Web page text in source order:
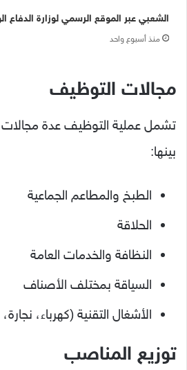
الشعبي عبر الموقع الرسمي لوزارة الدفاع
منذ أسبوع واحد
مجالات التوظيف
تشمل عملية التوظيف عدة مجالات
بينها:
الطبخ والمطاعم الجماعية
الحلاقة
النظافة والخدمات العامة
السياقة بمختلف الأصناف
الأشغال التقنية (كهرباء،
توزيع المناصب